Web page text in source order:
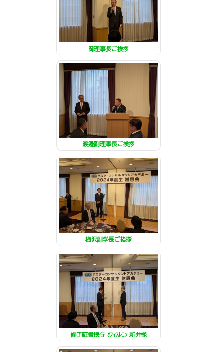
岡理事長ご挨拶
渡邊副理事長ご挨拶
梅沢副学長ご挨拶
修了証書授与 ｵﾌｨｽﾚｺﾝ 新井様